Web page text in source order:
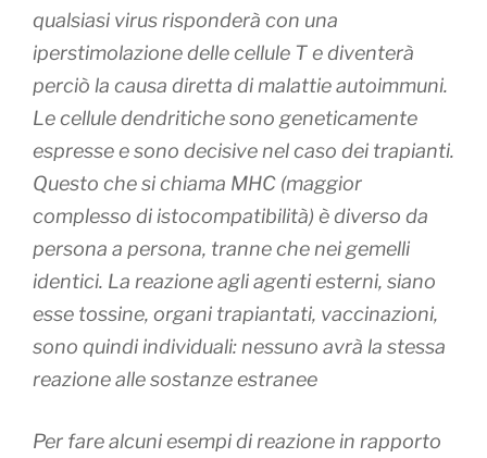
qualsiasi virus risponderà con una
iperstimolazione delle cellule T e diventerà
perciò la causa diretta di malattie autoimmuni.
Le cellule dendritiche sono geneticamente
espresse e sono decisive nel caso dei trapianti.
Questo che si chiama MHC (maggior
complesso di istocompatibilità) è diverso da
persona a persona, tranne che nei gemelli
identici. La reazione agli agenti esterni, siano
esse tossine, organi trapiantati, vaccinazioni,
sono quindi individuali: nessuno avrà la stessa
reazione alle sostanze estranee
Per fare alcuni esempi di reazione in rapporto